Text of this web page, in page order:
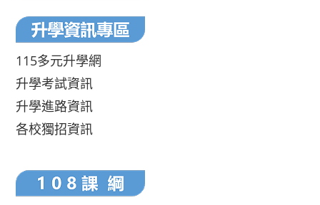
115多元升學網
升學考試資訊
升學進路資訊
各校獨招資訊